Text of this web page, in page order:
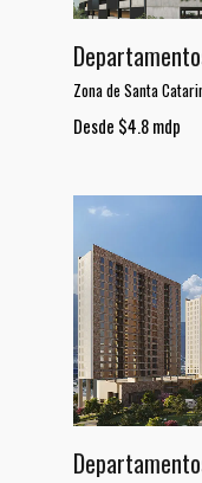
Zona de Santa
Desde $4.8 mdp